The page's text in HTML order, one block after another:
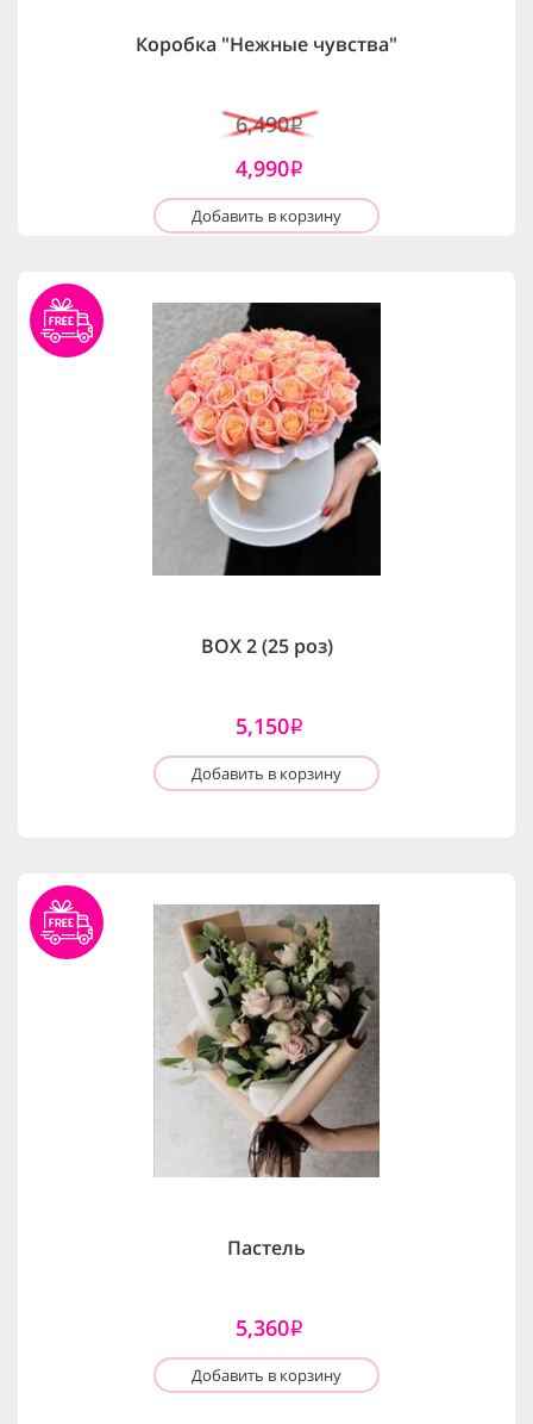
Коробка "Нежные чувства"
6,490i
4,990i
Добавить в корзину
BOX 2 (25 роз)
5,150i
Добавить в корзину
Пастель
5,360i
Добавить в корзину